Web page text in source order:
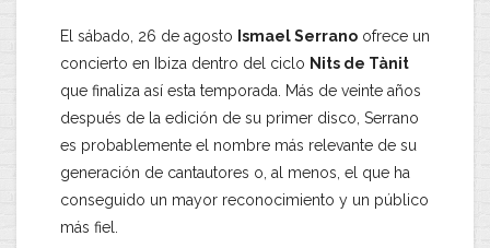
El sábado, 26 de agosto Ismael Serrano ofrece un
concierto en Ibiza dentro del ciclo Nits de Tànit
que finaliza así esta temporada. Más de veinte años
después de la edición de su primer disco, Serrano
es probablemente el nombre más relevante de su
generación de cantautores o, al menos, el que ha
conseguido un mayor reconocimiento y un público
más fiel.